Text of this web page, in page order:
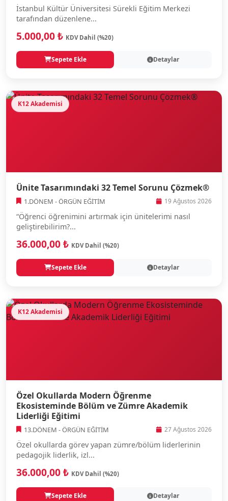
İstanbul Kültür Üniversitesi Sürekli Eğitim Merkezi
tarafından düzenlene...
5.000,00 ₺ KDV Dahil (%20)
Sepete Ekle Detaylar
K12 Akademisi
Ünite Tasarımındaki 32 Temel Sorunu Çözmek®
1.DÖNEM - ÖRGÜN EĞİTİM 19 Ağustos 2026
“Öğrenci öğrenimini artırmak için ünitelerimi nasıl
geliştirebilirim?...
36.000,00 ₺ KDV Dahil (%20)
Sepete Ekle Detaylar
K12 Akademisi
Özel Okullarda Modern Öğrenme
Ekosisteminde Bölüm ve Zümre Akademik
Liderliği Eğitimi
13.DÖNEM - ÖRGÜN EĞİTİM 27 Ağustos 2026
Özel okullarda görev yapan zümre/bölüm liderlerinin
pedagojik liderlik, izl...
36.000,00 ₺ KDV Dahil (%20)
Sepete Ekle Detaylar